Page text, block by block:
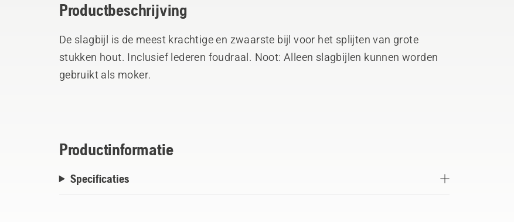
Productbeschrijving
De slagbijl is de meest krachtige en zwaarste bijl voor het splijten van grote
stukken hout. Inclusief lederen foudraal. Noot: Alleen slagbijlen kunnen worden
gebruikt als moker.
Productinformatie
Specificaties